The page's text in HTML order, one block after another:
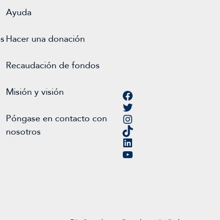
Ayuda
Hacer una donación
Recaudación de fondos
Misión y visión
Póngase en contacto con
nosotros
Facebook
Twitter
Instagram
TikTok
LinkedIn
YouTube